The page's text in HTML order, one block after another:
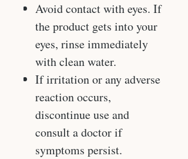
Avoid contact with eyes. If
the product gets into your
eyes, rinse immediately
with clean water.
If irritation or any adverse
reaction occurs,
discontinue use and
consult a doctor if
symptoms persist.